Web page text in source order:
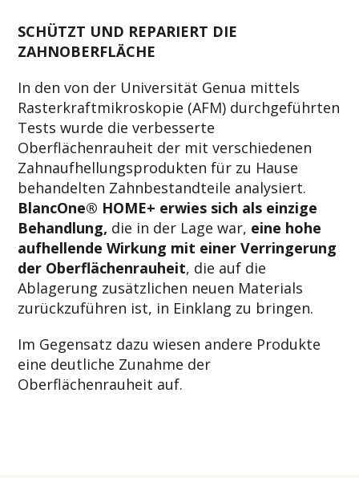
SCHÜTZT UND REPARIERT DIE
ZAHNOBERFLÄCHE
In den von der Universität Genua mittels
Rasterkraftmikroskopie (AFM) durchgeführten
Tests wurde die verbesserte
Oberflächenrauheit der mit verschiedenen
Zahnaufhellungsprodukten für zu Hause
behandelten Zahnbestandteile analysiert.
BlancOne® HOME+ erwies sich als einzige
Behandlung, die in der Lage war, eine hohe
aufhellende Wirkung mit einer Verringerung
der Oberflächenrauheit, die auf die
Ablagerung zusätzlichen neuen Materials
zurückzuführen ist, in Einklang zu bringen.
Im Gegensatz dazu wiesen andere Produkte
eine deutliche Zunahme der
Oberflächenrauheit auf.